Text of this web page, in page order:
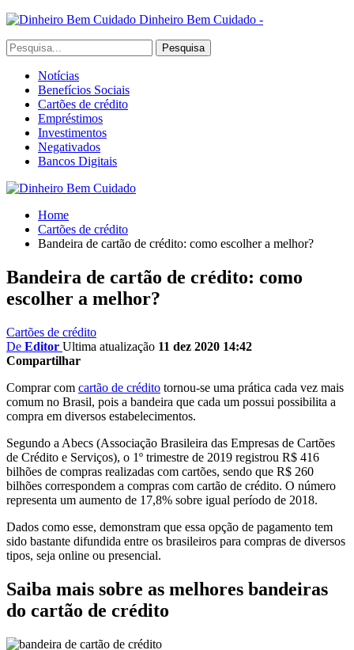
Dinheiro Bem Cuidado -
Notícias
Benefícios Sociais
Cartões de crédito
Empréstimos
Investimentos
Negativados
Bancos Digitais
Home
Cartões de crédito
Bandeira de cartão de crédito: como escolher a melhor?
Bandeira de cartão de crédito: como
escolher a melhor?
Cartões de crédito
De Editor Ultima atualização 11 dez 2020 14:42
Compartilhar
Comprar com cartão de crédito tornou-se uma prática cada vez mais
comum no Brasil, pois a bandeira que cada um possui possibilita a
compra em diversos estabelecimentos.
Segundo a Abecs (Associação Brasileira das Empresas de Cartões
de Crédito e Serviços), o 1º trimestre de 2019 registrou R$ 416
bilhões de compras realizadas com cartões, sendo que R$ 260
bilhões correspondem a compras com cartão de crédito. O número
representa um aumento de 17,8% sobre igual período de 2018.
Dados como esse, demonstram que essa opção de pagamento tem
sido bastante difundida entre os brasileiros para compras de diversos
tipos, seja online ou presencial.
Saiba mais sobre as melhores bandeiras
do cartão de crédito